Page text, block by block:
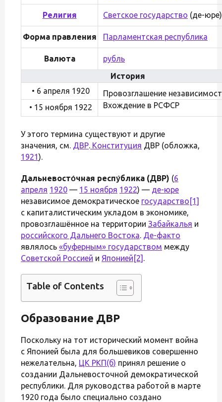
Религия Светское государство (де-юре)
Форма правления Парламентская республика
Валюта
рубль
История
• 6 апреля 1920
Провозглашение
• 15 ноября 1922
Вхождение в РСФСР
У этого термина существуют и другие
значения, см. ДВР. Конституция ДВР (обложка,
1921).
Дальневосто́чная респу́блика (ДВР) (6
апреля 1920 — 15 ноября 1922) — де-юре
независимое демократическое государство [1]
с капиталистическим укладом в экономике,
провозглашённое на территории Забайкалья и
российского Дальнего Востока. Де-факто
являлось «буферным» государством между
Советской Россией и Японией [2] .
Table of Contents
Образование ДВР
Поскольку на тот исторический момент война
с Японией была для большевиков совершенно
нежелательна, ЦК РКП(б) принял решение о
создании Дальневосточной демократической
республики. Для руководства работой в марте
1920 года было специально создано